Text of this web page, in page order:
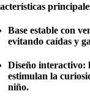
Base estable con
evitando caídas y
Diseño interactivo:
estimulan la
niño.